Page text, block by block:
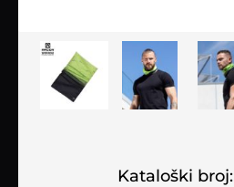
Kataloški broj: